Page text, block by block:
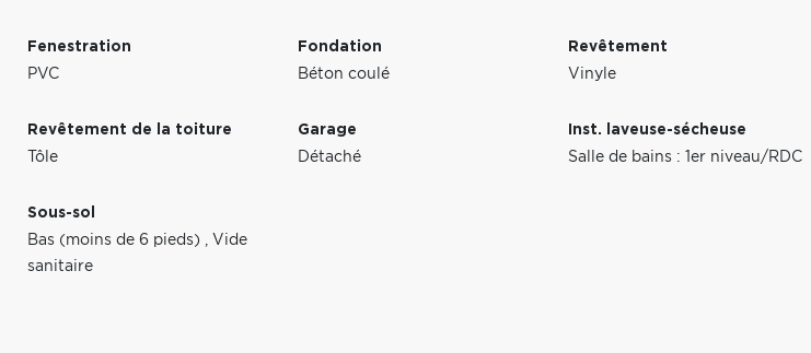
Fenestration
PVC
Fondation
Béton coulé
Revêtement
Vinyle
Revêtement de la toiture
Tôle
Garage
Détaché
Inst. laveuse-sécheuse
Salle de bains : 1er niveau/RDC
Sous-sol
Bas (moins de 6 pieds) , Vide
sanitaire